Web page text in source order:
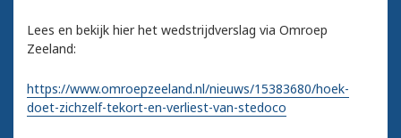
Lees en bekijk hier het wedstrijdverslag via Omroep
Zeeland:
https://www.omroepzeeland.nl/nieuws/15383680/hoek-
doet-zichzelf-tekort-en-verliest-van-stedoco